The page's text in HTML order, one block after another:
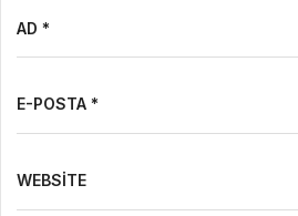
AD *
E-POSTA *
WEBSITE